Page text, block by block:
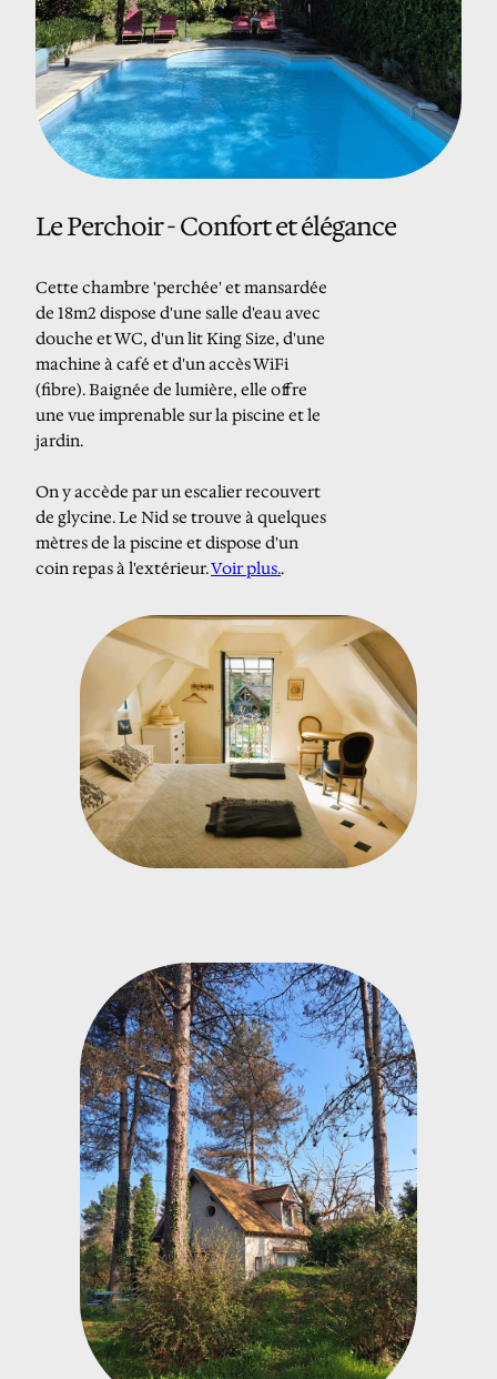
Le Perchoir - Confort et élégance
Cette chambre 'perchée' et mansardée
de 18m2 dispose d'une salle d'eau avec
douche et WC, d'un lit King Size, d'une
machine à café et d'un accès WiFi
(fibre). Baignée de lumière, elle offre
une vue imprenable sur la piscine et le
jardin.
On y accède par un escalier recouvert
de glycine. Le Nid se trouve à quelques
mètres de la piscine et dispose d'un
coin repas à l'extérieur.Voir plus..